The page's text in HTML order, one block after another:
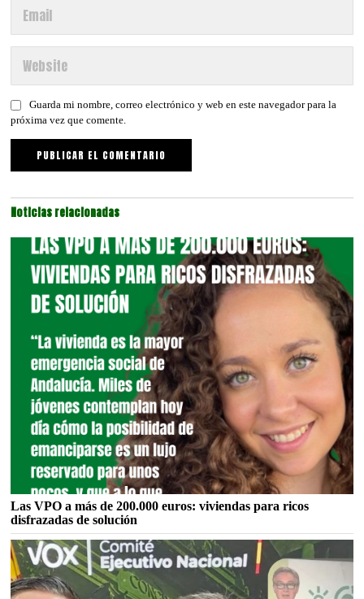
Guarda mi nombre, correo electrónico y web en este navegador para la
próxima vez que comente.
Noticias relacionadas
Las VPO a más de 200.000 euros: viviendas para ricos
disfrazadas de solución